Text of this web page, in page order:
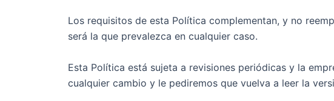
Los requisitos de esta Política complementan, y no
será la que prevalezca en cualquier caso.
Esta Política está sujeta a revisiones periódicas y la
cualquier cambio y le pediremos que vuelva a leer la